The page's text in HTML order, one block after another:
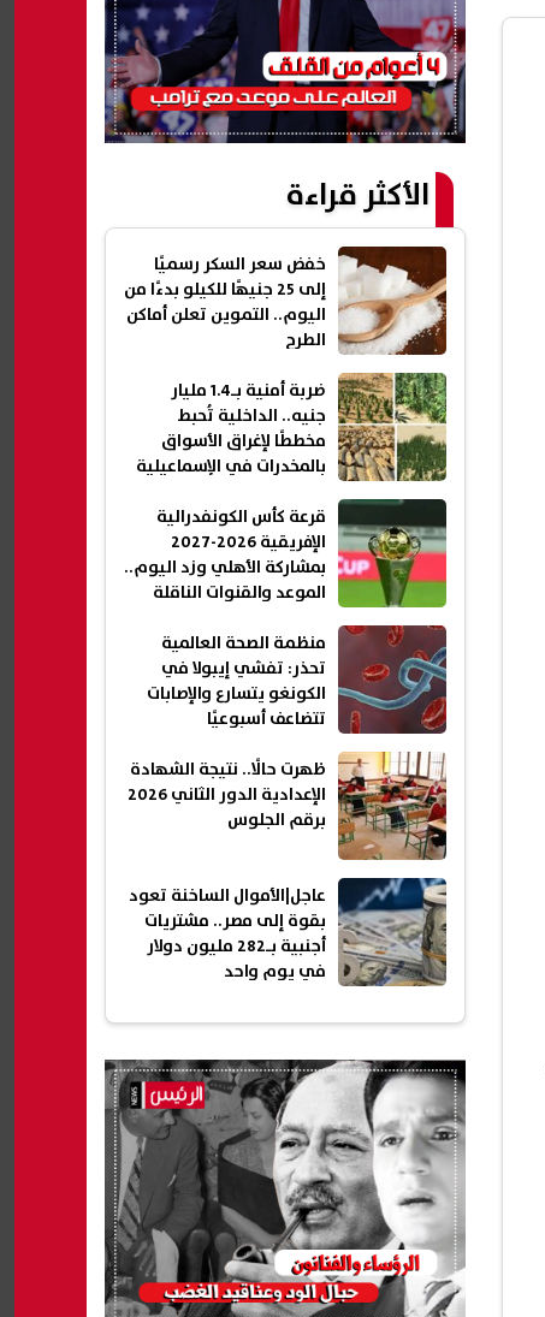
الأكثر قراءة
خفض سعر السكر رسميًا
إلى 25 جنيهًا للكيلو بدءًا من
اليوم.. التموين تعلن أماكن
الطرح
ضربة أمنية بـ1.4 مليار
جنيه.. الداخلية تُحبط
مخططًا لإغراق الأسواق
بالمخدرات في الإسماعيلية
قرعة كأس الكونفدرالية
الإفريقية 2026-2027
بمشاركة الأهلي وزد اليوم..
الموعد والقنوات الناقلة
منظمة الصحة العالمية
تحذر: تفشي إيبولا في
الكونغو يتسارع والإصابات
تتضاعف أسبوعيًا
ظهرت حالًا.. نتيجة الشهادة
الإعدادية الدور الثاني 2026
برقم الجلوس
عاجل|الأموال الساخنة تعود
بقوة إلى مصر.. مشتريات
أجنبية بـ282 مليون دولار
في يوم واحد